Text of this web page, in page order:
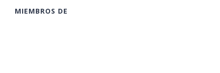
MIEMBROS DE